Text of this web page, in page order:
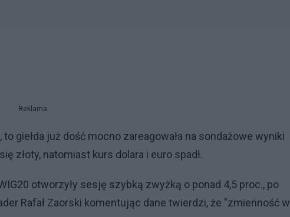
Reklama
giełda już dość mocno zareagowała na sondażowe wyniki
złoty, natomiast kurs dolara i euro spadł.
otworzyły sesję szybką zwyżką o ponad 4,5 proc., po
Rafał Zaorski komentując dane twierdzi, że "zmienność w